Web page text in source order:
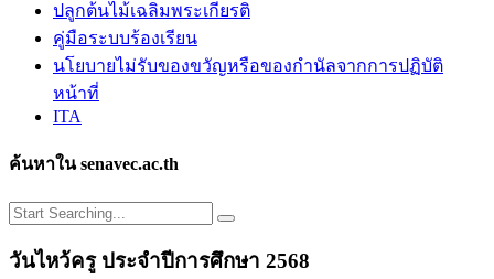
ปลูกต้นไม้เฉลิมพระเกียรติ
คู่มือระบบร้องเรียน
นโยบายไม่รับของขวัญหรือของกำนัลจากการปฏิบัติ
หน้าที่
ITA
ค้นหาใน senavec.ac.th
วันไหว้ครู ประจำปีการศึกษา 2568